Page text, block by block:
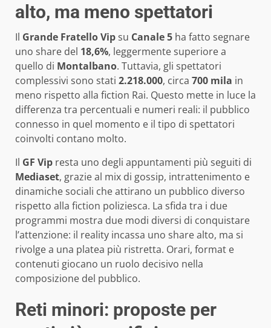
alto, ma meno spettatori
Il Grande Fratello Vipsu Canale 5 ha fatto segnare
uno share del 18,6%, leggermente superiore a
quello di Montalbano. Tuttavia, gli spettatori
complessivi sono stati 2.218.000, circa 700 mila in
meno rispetto alla fiction Rai. Questo mette in luce la
differenza tra percentuali e numeri reali: il pubblico
connesso in quel momento e il tipo di spettatori
coinvolti contano molto.
Il GF Vip resta uno degli appuntamenti più seguiti di
Mediaset, grazie al mix di gossip, intrattenimento e
dinamiche sociali che attirano un pubblico diverso
rispetto alla fiction poliziesca. La sfida tra i due
programmi mostra due modi diversi di conquistare
l’attenzione: il reality incassa uno share alto, ma si
rivolge a una platea più ristretta. Orari, format e
contenuti giocano un ruolo decisivo nella
composizione del pubblico.
Reti minori: proposte per